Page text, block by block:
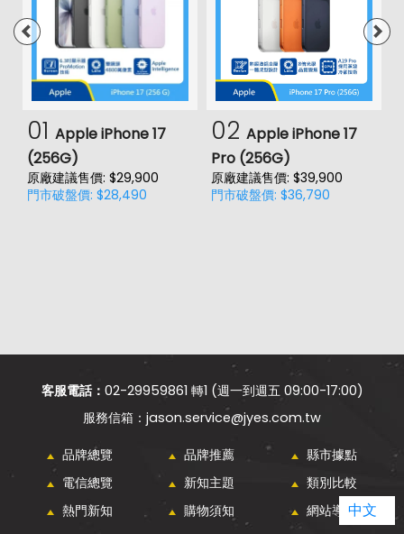
01 Apple iPhone 17
(256G)
原廠建議售價: $29,900
門市破盤價: $28,490
02 Apple iPhone 17
Pro (256G)
原廠建議售價: $39,900
門市破盤價: $36,790
客服電話： 02-29959861 轉1 (週一到週五 09:00-17:00)
jason.service@jyes.com.tw
品牌總覽 品牌推薦
縣市據點
電信總覽
新知主題
類別比較
熱門新知
購物須知 網站導覽中文